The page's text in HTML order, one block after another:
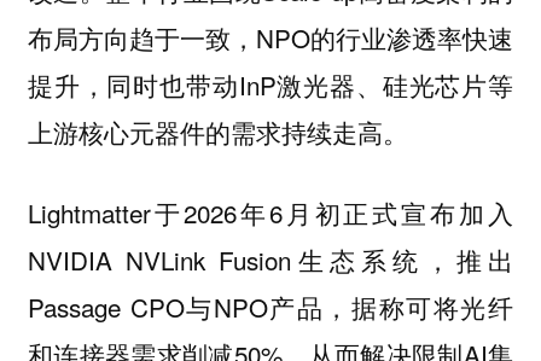
布局方向趋于一致，NPO的行业渗透率快速
提升，同时也带动InP激光器、硅光芯片等
上游核心元器件的需求持续走高。
Lightmatter于2026年6月初正式宣布加入
NVIDIA NVLink Fusion生态系统，推出
Passage CPO与NPO产品，据称可将光纤
和连接器需求削减50%，从而解决限制AI集